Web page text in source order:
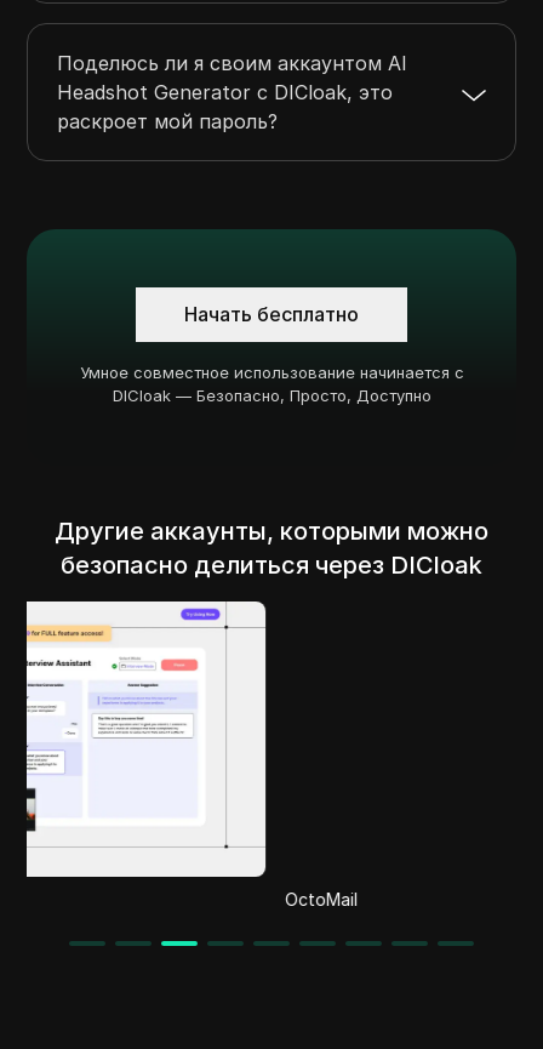
Поделюсь ли я своим аккаунтом AI
Headshot Generator с DICloak, это
раскроет мой пароль?
Начать бесплатно
Умное совместное использование начинается с
DICloak — Безопасно, Просто, Доступно
Другие аккаунты, которыми можно
безопасно делиться через DICloak